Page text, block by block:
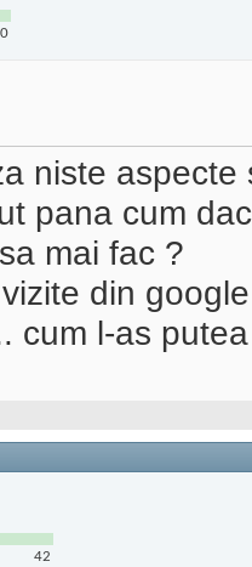
0
niste aspecte
pana cum
mai fac ?
din
cum l-as
42